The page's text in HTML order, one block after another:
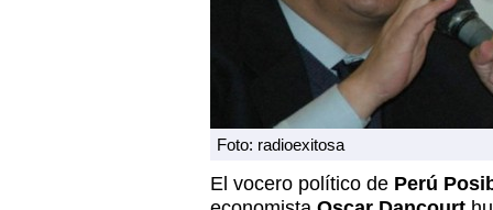
Foto: radioexitosa
El vocero político de Perú